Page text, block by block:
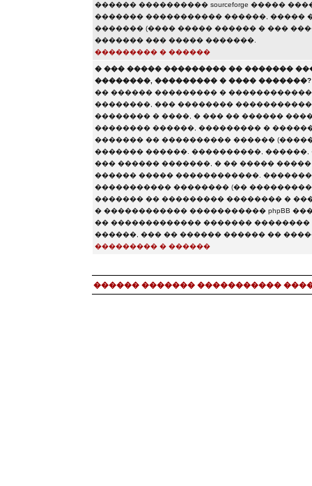
������ ���������� sourceforge �����
������� ����������� ������, �����
������� (���� ����� ������ � ���
������� ��� ����� �������.
��������� � ������
� ��� ����� ��������� �� �������
��������, ��������� � ���� �������?
�� ������ ��������� �
��������, ��� ��������
�������� � ����, � ��� �� ������
�������� ������, ��������� �
������� �� ���������� ������ (��������
������� ������. ����������, ������,
��� ������ �������, � �� �����
������ ����� ������������.
����������� �������� (��
������� �� ��������� �������� �
� ������������ ����������� phpBB
�� ������������� �������
������, ��� �� ������ ������ ��
��������� � ������
������ ������� �����������